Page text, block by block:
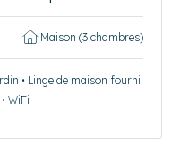
Maison (3 chambres)
• Linge de maison fourni
WiFi